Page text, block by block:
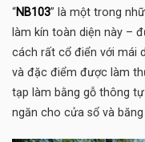
“NB103” là một trong
làm kín toàn diện này –
cách rất cổ điển với mái
và đặc điểm được làm
tạp làm bằng gỗ thông
ngăn cho cửa sổ và